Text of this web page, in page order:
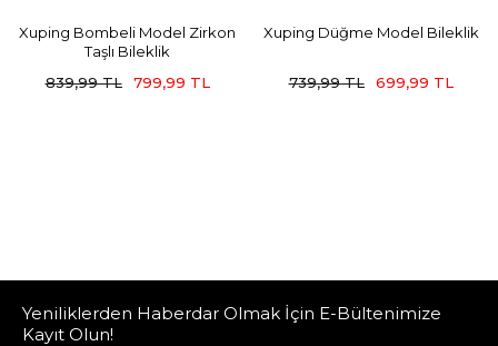
Xuping Bombeli Model Zirkon
Taşlı Bileklik
839,99 TL
799,99 TL
Xuping Düğme Model Bileklik
739,99 TL 699,99 TL
Yeniliklerden Haberdar Olmak İçin E-Bültenimize
Kayıt Olun!